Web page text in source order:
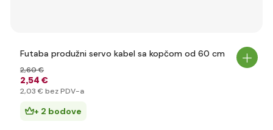
Futaba produžni servo kabel sa kopčom od 60 cm
2,54 €
2,60 €
2,03 € bez PDV-a
+ 2 bodove